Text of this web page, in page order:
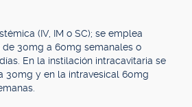
(IV, IM o SC); se emplea
30mg a 60mg semanales o
En la instilación intracavitaria se
30mg y en la intravesical 60mg